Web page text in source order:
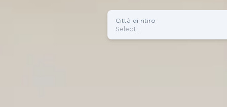
Città di ritiro